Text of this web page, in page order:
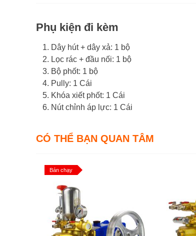
Phụ kiện đi kèm
Dây hút + dây xả: 1 bộ
Lọc rác + đầu nối: 1 bộ
Bộ phốt: 1 bộ
Pully: 1 Cái
Khóa xiết phốt: 1 Cái
Nút chỉnh áp lực: 1 Cái
CÓ THỂ BẠN QUAN TÂM
Bán chạy